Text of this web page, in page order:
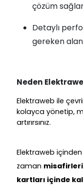
çözüm
Detaylı
gereken
Neden
Elektraweb ile
kolayca yönetip,
artırırsınız.
Elektraweb içinden
zaman
kartları içinde